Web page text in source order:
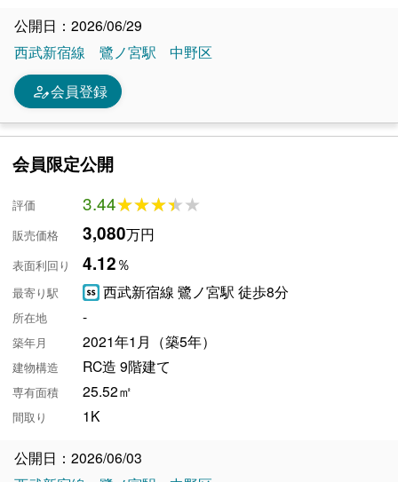
公開日：2026/06/29
西武新宿線
鷺ノ宮駅 中野区
person_edit会員登録
会員限定公開
評価 3.44★★★★★
★★★★★
販売価格 3,080万円
表面利回り 4.12％
最寄り駅 西武新宿線 鷺ノ宮駅 徒歩8分
所在地 -
築年月 2021年1月（築5年）
建物構造 RC造 9階建て
専有面積 25.52㎡
間取り 1K
公開日：2026/06/03